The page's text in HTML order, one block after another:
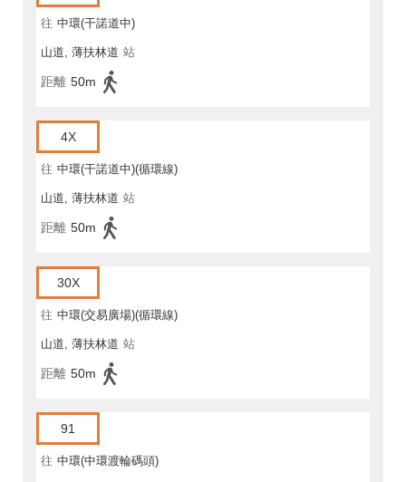
往 中環(干諾道中)
山道, 薄扶林道 站
距離 50m
4X
往 中環(干諾道中)(循環線)
山道, 薄扶林道 站
距離 50m
30X
往 中環(交易廣場)(循環線)
山道, 薄扶林道 站
距離 50m
91
往 中環(中環渡輪碼頭)